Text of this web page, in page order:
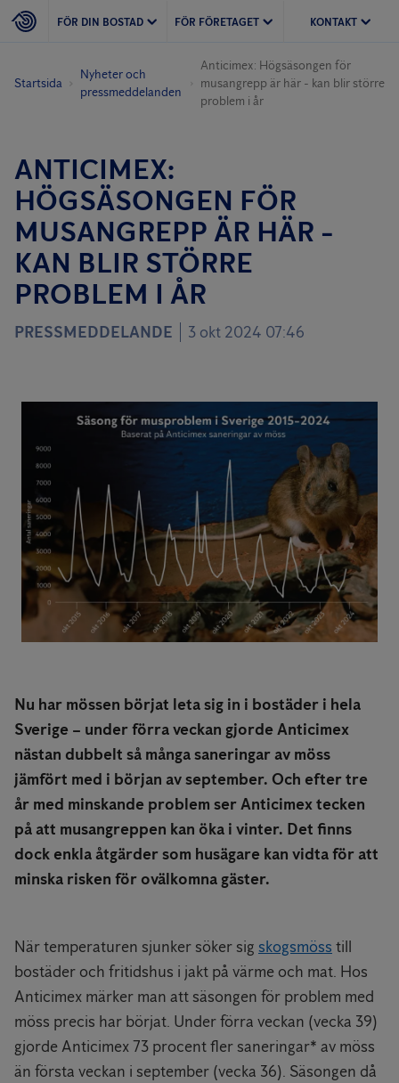
FÖR DIN BOSTAD FÖR FÖRETAGET KONTAKT
Startsida
Nyheter och
pressmeddelanden
Anticimex: Högsäsongen för
musangrepp är här - kan blir större
problem i år
ANTICIMEX:
HÖGSÄSONGEN FÖR
MUSANGREPP ÄR HÄR -
KAN BLIR STÖRRE
PROBLEM I ÅR
PRESSMEDDELANDE 3 okt 2024 07:46
Nu har mössen börjat leta sig in i bostäder i hela
Sverige – under förra veckan gjorde Anticimex
nästan dubbelt så många saneringar av möss
jämfört med i början av september. Och efter tre
år med minskande problem ser Anticimex tecken
på att musangreppen kan öka i vinter. Det finns
dock enkla åtgärder som husägare kan vidta för att
minska risken för ovälkomna gäster.
När temperaturen sjunker söker sig skogsmöss till
bostäder och fritidshus i jakt på värme och mat. Hos
Anticimex märker man att säsongen för problem med
möss precis har börjat. Under förra veckan (vecka 39)
gjorde Anticimex 73 procent fler saneringar* av möss
än första veckan i september (vecka 36). Säsongen då